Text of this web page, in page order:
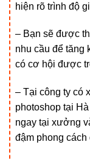
hiện rõ trình độ
– Bạn sẽ được
nhu cầu để tăng
có cơ hội được
– Tại công ty có
photoshop tại
ngay tại xưởng
đậm phong cách